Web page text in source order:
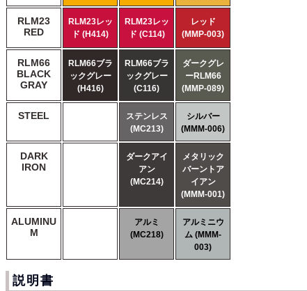
RLM23
RED
RLM23レッ
ド (H414)
RLM23レッ
ド (C114)
レッド
(MMP-003)
RLM66
BLACK
GRAY
RLM66ブラ
ックグレー
(H416)
RLM66ブラ
ックグレー
(C116)
ダークグレ
ーRLM66
(MMP-089)
STEEL
ステンレス
(MC213)
シルバー
(MMM-006)
DARK
IRON
ダークアイ
アン
(MC214)
メタリック
バーントア
イアン
(MMM-001)
ALUMINU
M
アルミ
(MC218)
アルミニウ
ム (MMM-
003)
説明書